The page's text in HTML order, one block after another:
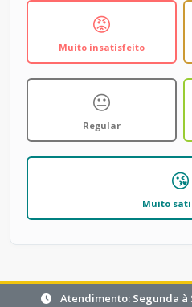
😡
Muito insatisfeito
😐
Regular
😘
Muito
Atendimento: Segunda à